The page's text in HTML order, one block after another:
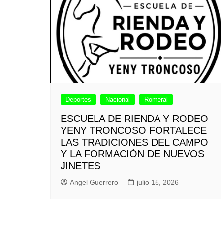
Deportes Nacional Romeral
ESCUELA DE RIENDA Y RODEO
YENY TRONCOSO FORTALECE
LAS TRADICIONES DEL CAMPO
Y LA FORMACIÓN DE NUEVOS
JINETES
Angel Guerrero julio 15, 2026